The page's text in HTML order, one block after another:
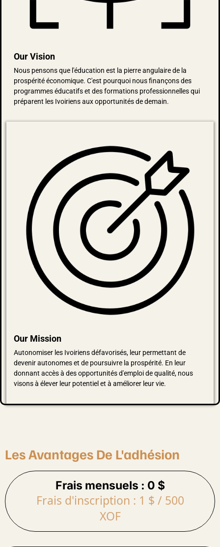
Our Vision
Nous pensons que l'éducation est la pierre angulaire de la
prospérité économique. C'est pourquoi nous finançons des
programmes éducatifs et des formations professionnelles qui
préparent les Ivoiriens aux opportunités de demain.
Our Mission
Autonomiser les Ivoiriens défavorisés, leur permettant de
devenir autonomes et de poursuivre la prospérité. En leur
donnant accès à des opportunités d'emploi de qualité, nous
visons à élever leur potentiel et à améliorer leur vie.
Les Avantages De L'adhésion
Frais mensuels : 0 $
Frais d'inscription : 1 $ / 500
XOF